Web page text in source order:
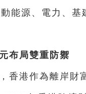
能源、電力、
布局雙重防禦
香港作為離岸財